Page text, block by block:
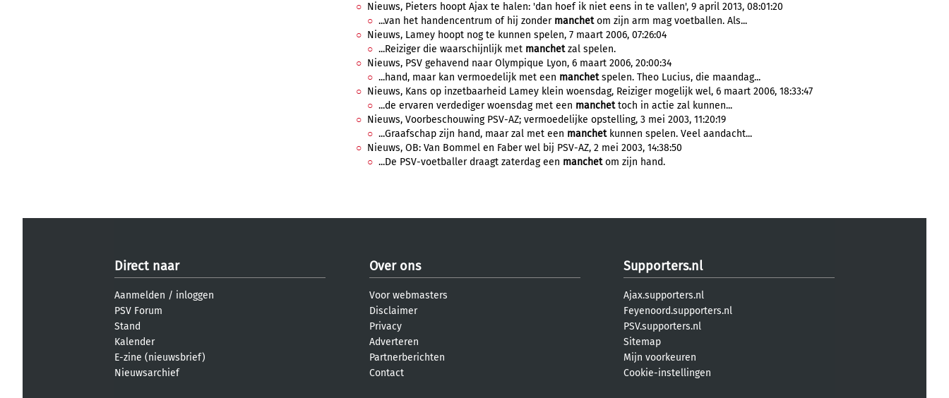
Nieuws, Pieters hoopt Ajax te halen: 'dan hoef ik niet eens in te vallen', 9 april 2013, 08:01:20
...van het handencentrum of hij zonder manchetom zijn arm mag voetballen. Als...
Nieuws, Lamey hoopt nog te kunnen spelen, 7 maart 2006, 07:26:04
...Reiziger die waarschijnlijk met manchetzal spelen.
Nieuws, PSV gehavend naar Olympique Lyon, 6 maart 2006, 20:00:34
...hand, maar kan vermoedelijk met een manchetspelen. Theo Lucius, die maandag...
Nieuws, Kans op inzetbaarheid Lamey klein woensdag, Reiziger mogelijk wel, 6 maart 2006, 18:33:47
...de ervaren verdediger woensdag met een manchettoch in actie zal kunnen...
Nieuws, Voorbeschouwing PSV-AZ; vermoedelijke opstelling, 3 mei 2003, 11:20:19
...Graafschap zijn hand, maar zal met een manchetkunnen spelen. Veel aandacht...
Nieuws, OB: Van Bommel en Faber wel bij PSV-AZ, 2 mei 2003, 14:38:50
...De PSV-voetballer draagt zaterdag een manchetom zijn hand.
Direct naar
Aanmelden / inloggen
PSV Forum
Stand
Kalender
E-zine (nieuwsbrief)
Nieuwsarchief
Over ons
Voor webmasters
Disclaimer
Privacy
Adverteren
Partnerberichten
Contact
Supporters.nl
Ajax.supporters.nl
Feyenoord.supporters.nl
PSV.supporters.nl
Sitemap
Mijn voorkeuren
Cookie-instellingen